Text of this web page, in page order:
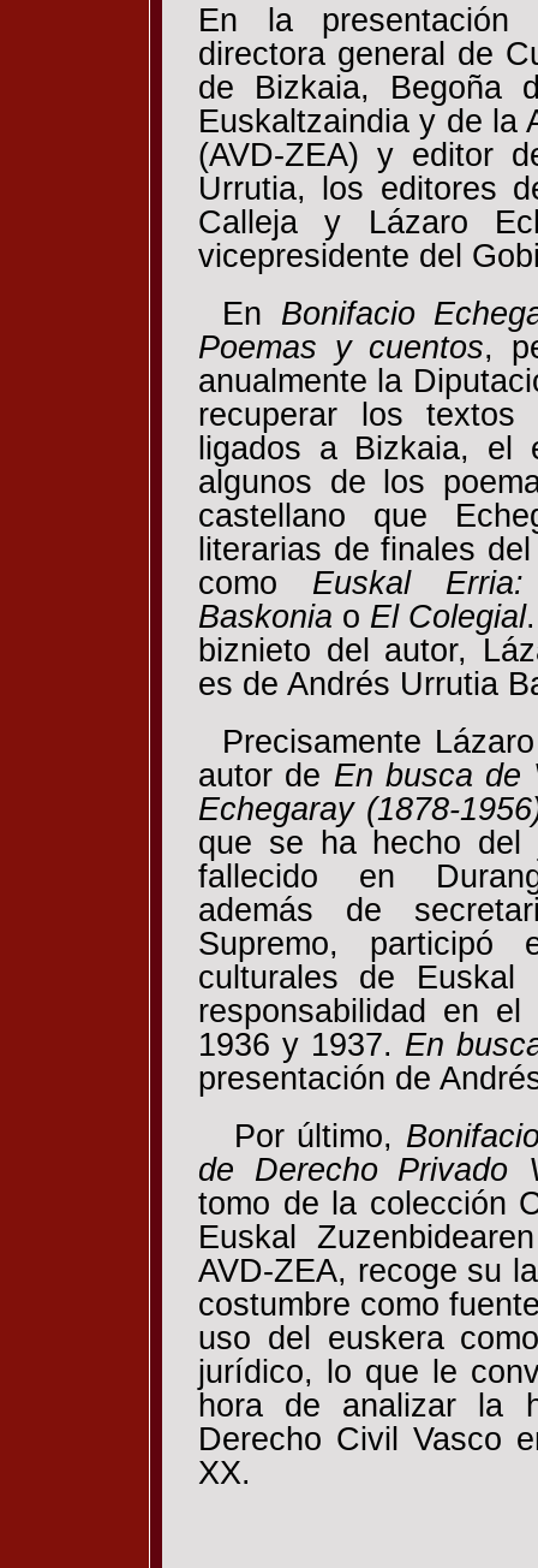
En la presentación
directora general de
de Bizkaia, Begoña
Euskaltzaindia y de la
(AVD-ZEA) y editor
Urrutia, los editores
Calleja y Lázaro
vicepresidente del
En Bonifacio
Poemas y cuentos,
anualmente la
recuperar los
ligados a Bizkaia, el
algunos de los
castellano que
literarias de finales
como Euskal
Baskonia o El Colegial
biznieto del autor,
es de Andrés Urrutia
Precisamente
autor de En busca de
Echegaray (1878-
que se ha hecho del
fallecido en
además de
Supremo, participó
culturales de
responsabilidad en
1936 y 1937. En
presentación de
Por último,
de Derecho Privado
tomo de la colección
Euskal
AVD-ZEA, recoge su
costumbre como
uso del euskera
jurídico, lo que le
hora de analizar la
Derecho Civil Vasco
XX.